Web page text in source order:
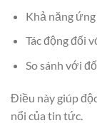
Khả năng
Tác động đối
So sánh với
Điều này giúp
nổi của tin tức.